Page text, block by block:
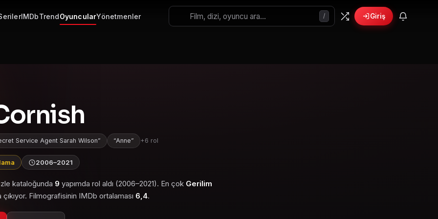
IMDbTrendOyuncularYönetmenler / Giriş
Service Agent Sarah Wilson Anne +6 rol
2006–2021
kataloğunda 9 yapımda rol aldı (2006–2021). En çok Gerilim
çıkıyor. Filmografisinin IMDb ortalaması 6,4.